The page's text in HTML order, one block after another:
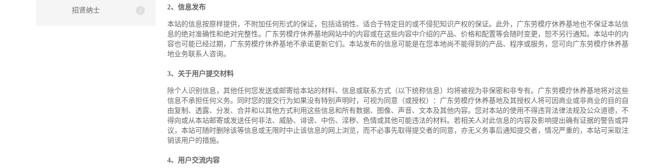
招贤纳士 2、信息发布
本站的信息按原样提供，不附加任何形式的保证，包括适销性、适合于特定目的或不侵犯知识产权的保证。此外，广东劳模疗休养基地也不保证本站信
息的绝对准确性和绝对完整性。广东劳模疗休养基地网站中的内容或在这些内容中介绍的产品、价格和配置等会随时变更，恕不另行通知。本站中的内
容也可能已经过期，广东劳模疗休养基地不承诺更新它们。本站发布的信息可能是在您本地尚不能得到的产品、程序或服务，您可向广东劳模疗休养基
地业务联系人咨询。
3、关于用户提交材料
除个人识别信息，其他任何您发送或邮寄给本站的材料、信息或联系方式（以下统称信息）均将被视为非保密和非专有。广东劳模疗休养基地将对这些
信息不承担任何义务。同时您的提交行为如果没有特别声明时，可视为同意（或授权）：广东劳模疗休养基地及其授权人将可因商业或非商业的目的自
由复制、透露、分发、合并和以其他方式利用这些信息和所有数据、图像、声音、文本及其他内容。您对本站的使用不得违背法律法规及公众道德，不
得向或从本站邮寄或发送任何非法、威胁、诽谤、中伤、淫秽、色情或其他可能违法的材料。若相关人对此信息的内容及影响提出确有证据的警告或异
议，本站可随时删除该等信息或无限时中止该信息的网上浏览，而不必事先取得提交者的同意，亦无义务事后通知提交者，情况严重的，本站可采取注
销该用户的措施。
4、用户交流内容